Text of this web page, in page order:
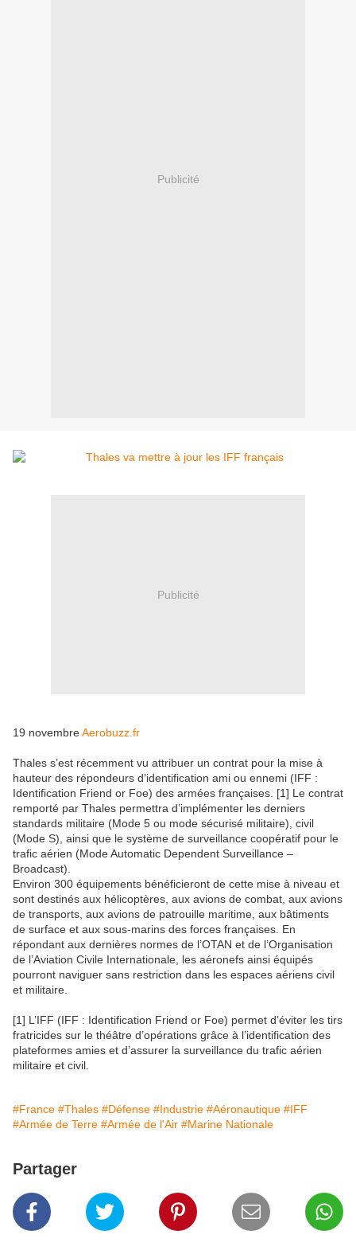
Publicité
Publicité
19 novembreAerobuzz.fr
Thales s’est récemment vu attribuer un contrat pour la mise à
hauteur des répondeurs d’identification ami ou ennemi (IFF :
Identification Friend or Foe) des armées françaises. [1] Le contrat
remporté par Thales permettra d’implémenter les derniers
standards militaire (Mode 5 ou mode sécurisé militaire), civil
(Mode S), ainsi que le système de surveillance coopératif pour le
trafic aérien (Mode Automatic Dependent Surveillance –
Broadcast).
Environ 300 équipements bénéficieront de cette mise à niveau et
sont destinés aux hélicoptères, aux avions de combat, aux avions
de transports, aux avions de patrouille maritime, aux bâtiments
de surface et aux sous-marins des forces françaises. En
répondant aux dernières normes de l’OTAN et de l’Organisation
de l’Aviation Civile Internationale, les aéronefs ainsi équipés
pourront naviguer sans restriction dans les espaces aériens civil
et militaire.
[1] L’IFF (IFF : Identification Friend or Foe) permet d’éviter les tirs
fratricides sur le théâtre d’opérations grâce à l’identification des
plateformes amies et d’assurer la surveillance du trafic aérien
militaire et civil.
#France #Thales #Défense #Industrie #Aéronautique #IFF
#Armée de Terre #Armée de l'Air #Marine Nationale
Partager